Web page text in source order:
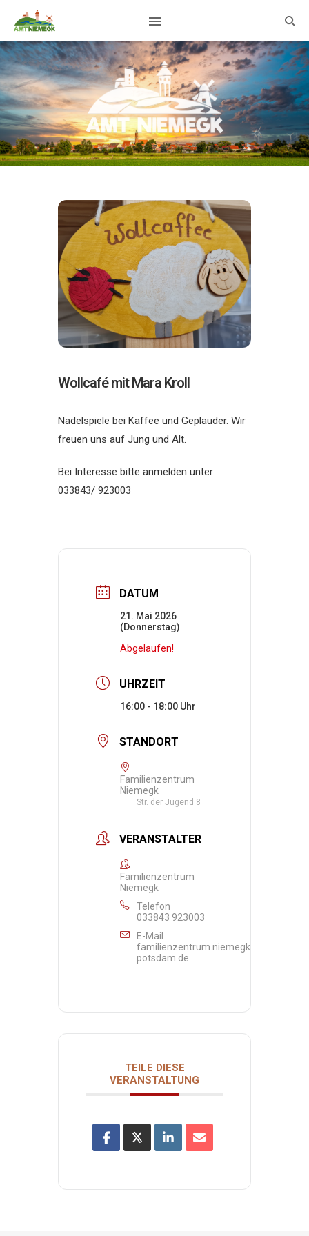
Wollcafé mit Mara Kroll
Nadelspiele bei Kaffee und Geplauder. Wir
freuen uns auf Jung und Alt.
Bei Interesse bitte anmelden unter
033843/ 923003
DATUM
21. Mai 2026
(Donnerstag)
Abgelaufen!
UHRZEIT
16:00 - 18:00
STANDORT
Familienzentrum
Niemegk
Str. der Jugend 8
VERANSTALTER
Familienzentrum
Niemegk
Telefon
033843 923003
E-Mail
familienzentrum.niemegk@awo-
potsdam.de
TEILE DIESE
VERANSTALTUNG